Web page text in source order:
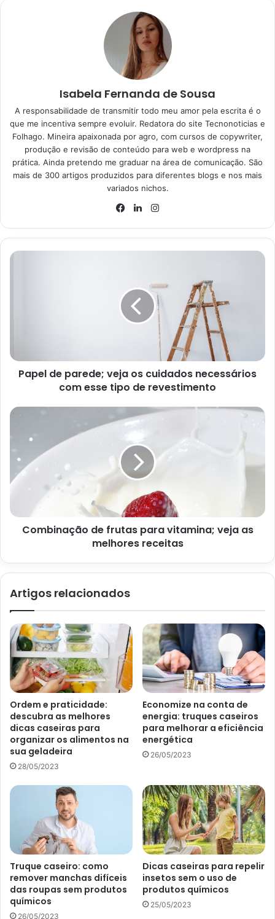
28/05/2023
Dicas caseiras para limpar sua casa
de forma rápida e eficaz
Mistura caseira imbatível para limpar janelas de vidro facilmente;
confira – Reprodução Canva
Como limpar janelas de vidro
com produto caseiro?
O segredo para limpar superfícies de vidro e elas não
ficarem manchadas é nunca usar produto demais. Além
disso, na hora de escolher os ingredientes mesmo que
caseiros, o ideal é que sejam sempre diluídos e borrifado
aos poucos.
Para limpar essas áreas de vidro com produtos caseiros, é
necessário sempre ter o auxílio de um pano limpo e um
secar no vidro para não manchar e pode ser enxaguado
janela, o ideal é contar com vários paninhos para não
além de ficar limpa, não fica nenhuma manchinha ou
aquele aspecto embaçado.
Mistura caseira imbatível para limpar janelas de vidro facilmente;
confira – Reprodução Canva
O que é bom usar no vidro para
não manchar?
Isabela Fernanda de Sousa
A responsabilidade de transmitir todo meu amor pela escrita é o
que me incentiva sempre evoluir. Redatora do site Tecnonoticias e
Folhago. Mineira apaixonada por agro, com cursos de copywriter,
produção e revisão de conteúdo para web e wordpress na
prática. Ainda pretendo me graduar na área de comunicação. São
mais de 300 artigos produzidos para diferentes blogs e nos mais
variados nichos.
Papel de parede; veja os cuidados necessários
com esse tipo de revestimento
Combinação de frutas para vitamina; veja as
melhores receitas
Artigos relacionados
Ordem e praticidade:
descubra as melhores
dicas caseiras para
organizar os alimentos na
sua geladeira
28/05/2023
Economize na conta de
energia: truques caseiros
para melhorar a eficiência
energética
26/05/2023
Truque caseiro: como
remover manchas difíceis
das roupas sem produtos
químicos
26/05/2023
Dicas caseiras para repelir
insetos sem o uso de
produtos químicos
25/05/2023